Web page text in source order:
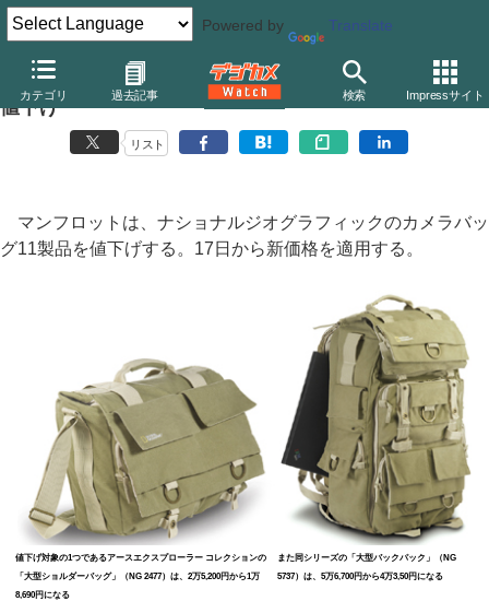
Powered by Translate
カテゴリ 過去記事 検索 Impressサイト
ナショナルジオグラフィック、カメラバッグ11製品を
値下げ
リスト
マンフロットは、ナショナルジオグラフィックのカメラバッ
グ11製品を値下げする。17日から新価格を適用する。
値下げ対象の1つであるアースエクスプローラー コレクションの
「大型ショルダーバッグ」（NG 2477）は、2万5,200円から1万
8,690円になる
また同シリーズの「大型バックパック」（NG
5737）は、5万6,700円から4万3,50円になる